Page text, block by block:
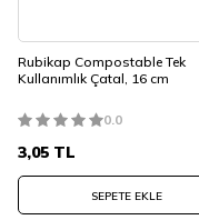
Rubikap Compostable Tek
Kullanımlık Çatal, 16 cm
0.0
3,05 TL
SEPETE EKLE